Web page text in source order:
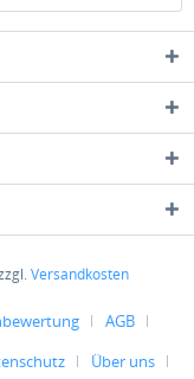
Versandkosten
AGB
Über uns